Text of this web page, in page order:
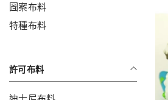
圖案布料
特種布料
許可布料